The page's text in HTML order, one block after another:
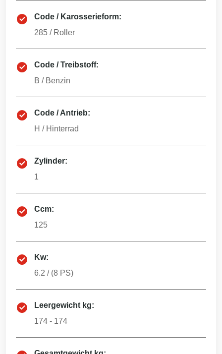
Code / Karosserieform:
285 / Roller
Code / Treibstoff:
B / Benzin
Code / Antrieb:
H / Hinterrad
Zylinder:
1
Ccm:
125
Kw:
6.2 / (8 PS)
Leergewicht kg:
174 - 174